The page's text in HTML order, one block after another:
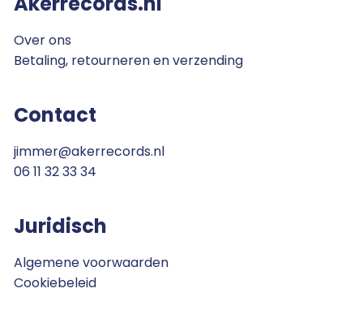
Over ons
Betaling, retourneren en verzending
Contact
jimmer@akerrecords.nl
06 11 32 33 34
Juridisch
Algemene voorwaarden
Cookiebeleid